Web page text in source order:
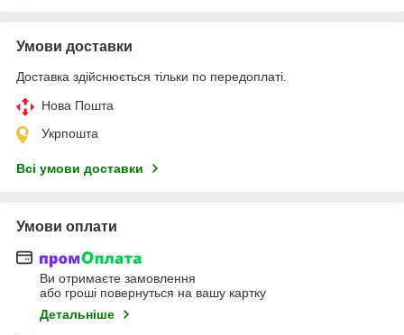
Умови доставки
Доставка здійснюється тільки по передоплаті.
Нова Пошта
Укрпошта
Всі умови доставки
Умови оплати
Ви отримаєте замовлення
або гроші повернуться на вашу картку
Детальніше